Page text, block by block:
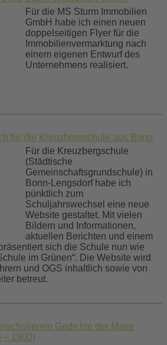
Für die MS Sturm Immobilien
GmbH habe ich einen neuen
doppelseitigen Flyer für die
Immobilienvermarktung nach
einem eigenen Entwurf des
Unternehmens realisiert.
für die Kreuzbergschule aus Bonn
Für die Kreuzbergschule
(Städtische
Gemeinschaftsgrundschule) in
Bonn-Lengsdorf habe ich
pünktlich zum
Schuljahrswechsel eine neue
Website gestaltet. Mit vielen
Bildern und Informationen,
aktuellen Berichten und einem
sich die Schule nun wie
im Grünen“. Die Website wird
und OGS inhaltlich sowie von
betreut.
Gedichte der Marie
– 1900)